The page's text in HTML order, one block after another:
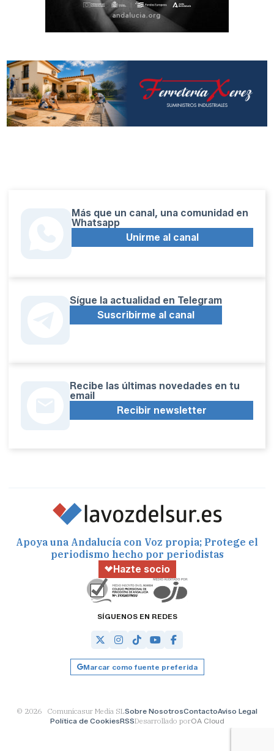
Más que un canal, una comunidad en
Whatsapp
Unirme al canal
Sígue la actualidad en Telegram
Suscribirme al canal
Recibe las últimas novedades en tu
email
Recibir newsletter
Apoya una Andalucía con Voz propia; Protege el
periodismo hecho por periodistas
Hazte socio
SÍGUENOS EN REDES
Marcar como fuente preferida
© 2026 Comunicasur Media SLSobre NosotrosContactoAviso Legal
Política de CookiesRSSDesarrollado porOA Cloud